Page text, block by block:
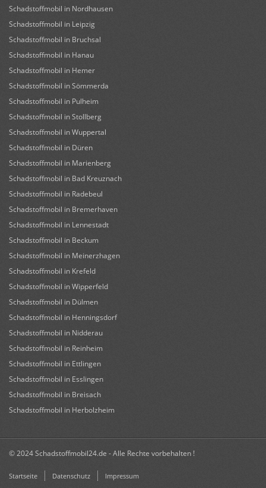
Schadstoffmobil in Nordhausen
Schadstoffmobil in Leipzig
Schadstoffmobil in Bruchsal
Schadstoffmobil in Hanau
Schadstoffmobil in Hemer
Schadstoffmobil in Sömmerda
Schadstoffmobil in Pulheim
Schadstoffmobil in Stollberg
Schadstoffmobil in Wuppertal
Schadstoffmobil in Düren
Schadstoffmobil in Marienberg
Schadstoffmobil in Bad Kreuznach
Schadstoffmobil in Radebeul
Schadstoffmobil in Bremerhaven
Schadstoffmobil in Lennestadt
Schadstoffmobil in Beckum
Schadstoffmobil in Meinerzhagen
Schadstoffmobil in Krefeld
Schadstoffmobil in Wipperfeld
Schadstoffmobil in Dülmen
Schadstoffmobil in Henningsdorf
Schadstoffmobil in Nidderau
Schadstoffmobil in Reinheim
Schadstoffmobil in Ettlingen
Schadstoffmobil in Esslingen
Schadstoffmobil in Breisach
Schadstoffmobil in Herbolzheim
© 2024 Schadstoffmobil24.de - Alle Rechte vorbehalten !
Startseite Datenschutz Impressum